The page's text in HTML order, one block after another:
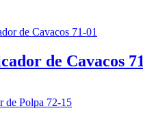
de Cavacos